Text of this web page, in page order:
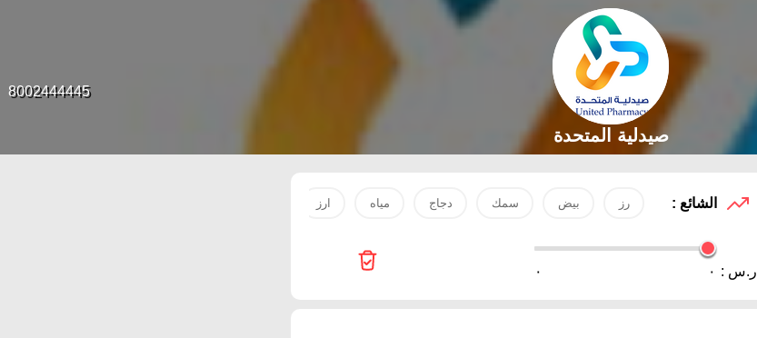
8002444445
صيدلية المتحدة
الشائع : رز بيض سمك دجاج مياه ارز
ر.س : ٠ ٠